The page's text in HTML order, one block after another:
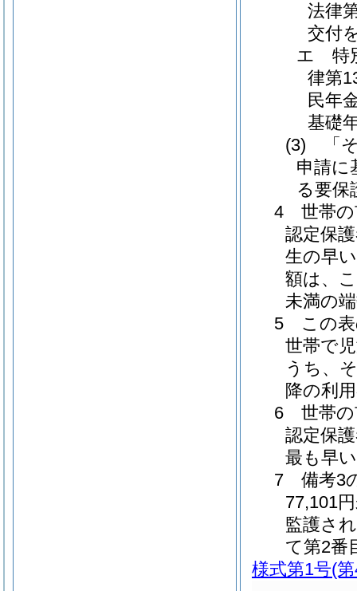
法律
交付
エ 特
律第
民年
基礎
(3) 「そ
申請に
る要保
4 世帯の
認定保
生の早
額は、
未満の
5 この表
世帯で
うち、
降の利
6 世帯の
認定保
最も早
7 備考3
77,101
監護さ
て第2番
様式第1号(